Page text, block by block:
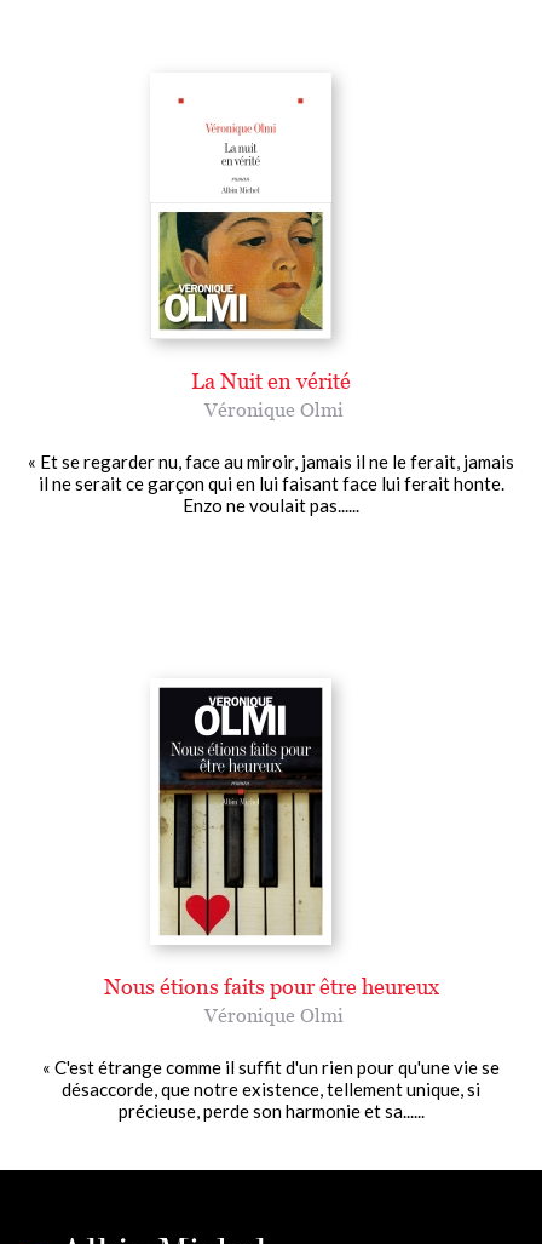
La Nuit en vérité
Véronique Olmi
« Et se regarder nu, face au miroir, jamais il ne le ferait, jamais
il ne serait ce garçon qui en lui faisant face lui ferait honte.
Enzo ne voulait pas......
Nous étions faits pour être heureux
Véronique Olmi
« C'est étrange comme il suffit d'un rien pour qu'une vie se
désaccorde, que notre existence, tellement unique, si
précieuse, perde son harmonie et sa......